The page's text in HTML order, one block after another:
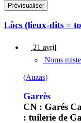
Lòcs (lieux-dits =
21 avril
Noms
(Auzas)
Garrès
CN : Garés
: tuilerie de